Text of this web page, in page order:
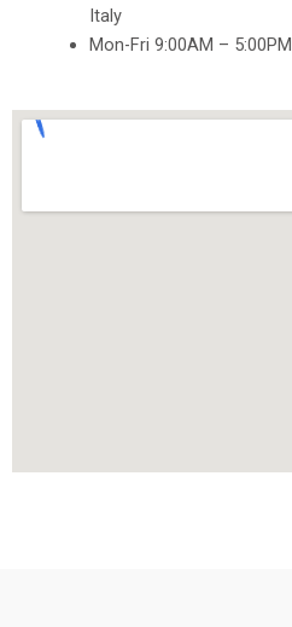
Italy
Mon-Fri 9:00AM – 5:00PM